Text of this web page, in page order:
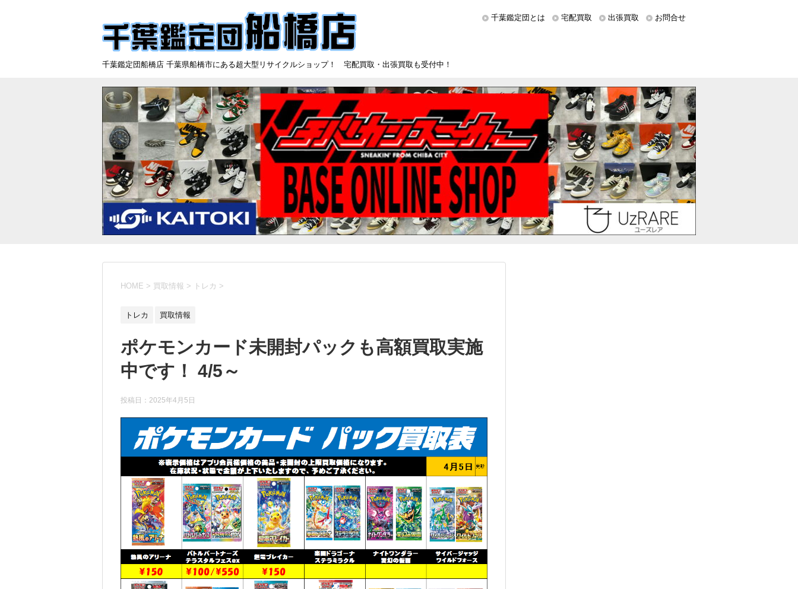
千葉鑑定団船橋店 千葉県船橋市にある超大型リサイクルショップ！ 宅配買取・出張買取も受付中！
千葉鑑定団とは 宅配買取 出張買取 お問合せ
HOME > 買取情報 > トレカ >
トレカ 買取情報
ポケモンカード未開封パックも高額買取実施
中です！ 4/5～
投稿日： 2025年4月5日